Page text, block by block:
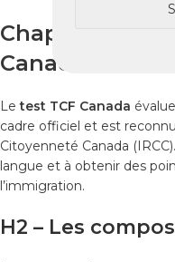
Chapitre 1 :
Canada
Letest TCF Canada
cadre officiel et est
Citoyenneté Canada
langue et à obtenir des
l’immigration.
H2 – Les